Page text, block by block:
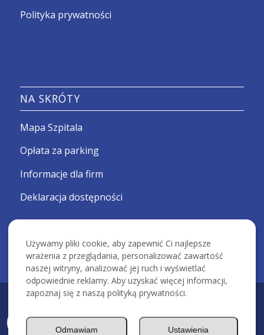
Polityka prywatności
NA SKRÓTY
Mapa Szpitala
Opłata za parking
Informacje dla firm
Deklaracja dostępności
KRAKOWSKI SZPITAL SPECJALISTYCZNY IM. ŚW. JANA PAWŁA II -
Devcomm ICT
Używamy pliki cookie, aby zapewnić Ci najlepsze
wrażenia z przeglądania, personalizować zawartość
naszej witryny, analizować jej ruch i wyświetlać
odpowiednie reklamy. Aby uzyskać więcej informacji,
zapoznaj się z naszą polityką prywatności.
Ustawienia
Odmawiam